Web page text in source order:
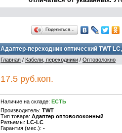
Поделиться…
Адаптер-переходник оптический TWT
Главная / Кабели, переходники / Оптоволокно
17.5 руб.коп.
Наличие на складе: ЕСТЬ
Производитель: TWT
Тип товара: Адаптер оптоволоконный
Разъемы: LC-LC
Гарантия (мес.): -